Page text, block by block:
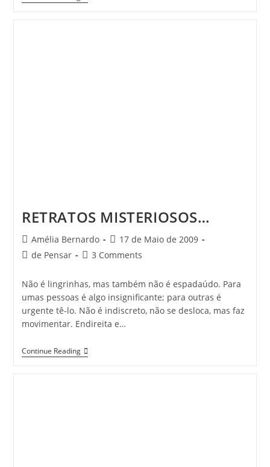
Do
RETRATOS MISTERIOSOS…
Post
author:
Amélia Bernardo
Post
published:
17 de Maio de 2009
Postde Pensar
Post3 Comments
Não é lingrinhas, mas também não é espadaúdo. Para
umas pessoas é algo insignificante; para outras é
urgente tê-lo. Não é indiscreto, não se desloca, mas faz
movimentar. Endireita e…
Continue ReadingRETRATOS
MISTERIOSOS…